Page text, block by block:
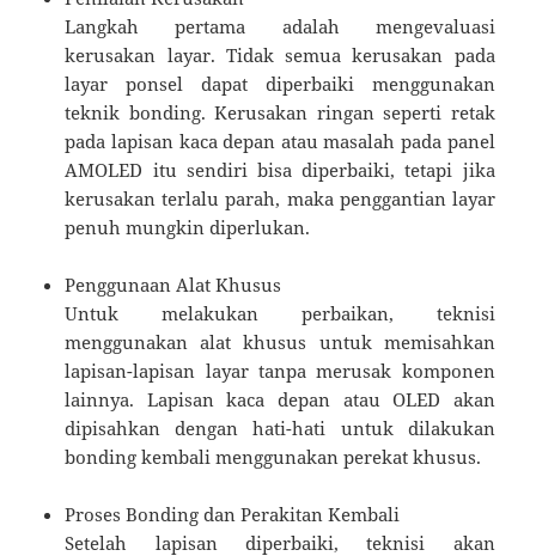
Langkah pertama adalah mengevaluasi
kerusakan layar. Tidak semua kerusakan pada
layar ponsel dapat diperbaiki menggunakan
teknik bonding. Kerusakan ringan seperti retak
pada lapisan kaca depan atau masalah pada panel
AMOLED itu sendiri bisa diperbaiki, tetapi jika
kerusakan terlalu parah, maka penggantian layar
penuh mungkin diperlukan.
Penggunaan Alat Khusus
Untuk melakukan perbaikan, teknisi
menggunakan alat khusus untuk memisahkan
lapisan-lapisan layar tanpa merusak komponen
lainnya. Lapisan kaca depan atau OLED akan
dipisahkan dengan hati-hati untuk dilakukan
bonding kembali menggunakan perekat khusus.
Proses Bonding dan Perakitan Kembali
Setelah lapisan diperbaiki, teknisi akan